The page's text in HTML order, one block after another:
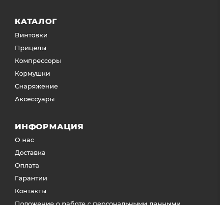
КАТАЛОГ
Винтовки
Прицелы
Компрессоры
Кормушки
Снаряжение
Аксессуары
ИНФОРМАЦИЯ
О нас
Доставка
Оплата
Гарантии
Контакты